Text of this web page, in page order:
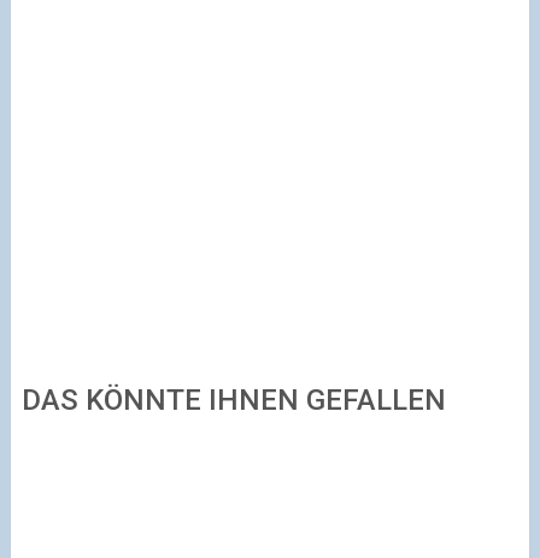
DAS KÖNNTE IHNEN GEFALLEN